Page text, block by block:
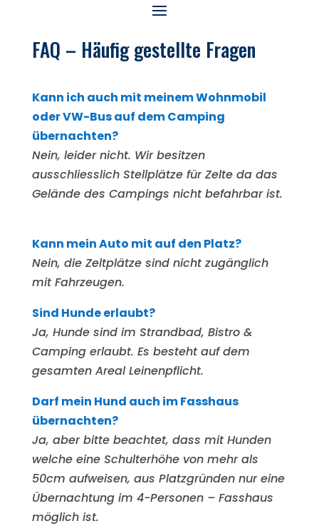
FAQ – Häufig gestellte Fragen
Kann ich auch mit meinem Wohnmobil
oder VW-Bus auf dem Camping
übernachten?
Nein, leider nicht. Wir besitzen
ausschliesslich Stellplätze für Zelte da das
Gelände des Campings nicht befahrbar ist.
Kann mein Auto mit auf den Platz?
Nein, die Zeltplätze sind nicht zugänglich
mit Fahrzeugen.
Sind Hunde erlaubt?
Ja, Hunde sind im Strandbad, Bistro &
Camping erlaubt. Es besteht auf dem
gesamten Areal Leinenpflicht.
Darf mein Hund auch im Fasshaus
übernachten?
Ja, aber bitte beachtet, dass mit Hunden
welche eine Schulterhöhe von mehr als
50cm aufweisen, aus Platzgründen nur eine
Übernachtung im 4-Personen – Fasshaus
möglich ist.